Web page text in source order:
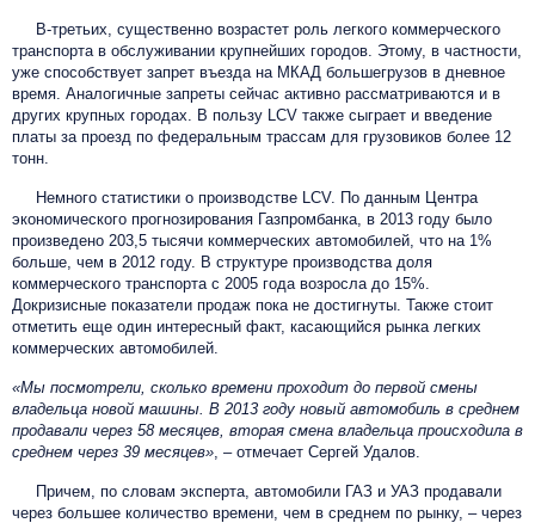
В-третьих, существенно возрастет роль легкого коммерческого
транспорта в обслуживании крупнейших городов. Этому, в частности,
уже способствует запрет въезда на МКАД большегрузов в дневное
время. Аналогичные запреты сейчас активно рассматриваются и в
других крупных городах. В пользу LCV также сыграет и введение
платы за проезд по федеральным трассам для грузовиков более 12
тонн.
Немного статистики о производстве LCV. По данным Центра
экономического прогнозирования Газпромбанка, в 2013 году было
произведено 203,5 тысячи коммерческих автомобилей, что на 1%
больше, чем в 2012 году. В структуре производства доля
коммерческого транспорта с 2005 года возросла до 15%.
Докризисные показатели продаж пока не достигнуты. Также стоит
отметить еще один интересный факт, касающийся рынка легких
коммерческих автомобилей.
«Мы посмотрели, сколько времени проходит до первой смены
владельца новой машины. В 2013 году новый автомобиль в среднем
продавали через 58 месяцев, вторая смена владельца происходила в
среднем через 39 месяцев» , – отмечает Сергей Удалов.
Причем, по словам эксперта, автомобили ГАЗ и УАЗ продавали
через большее количество времени, чем в среднем по рынку, – через